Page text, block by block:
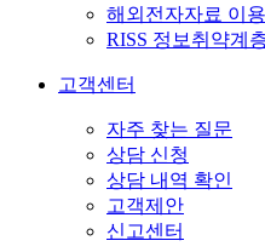
해외전자자료 이
RISS 정보취약계
고객센터
자주 찾는 질문
상담 신청
상담 내역 확인
고객제안
신고센터